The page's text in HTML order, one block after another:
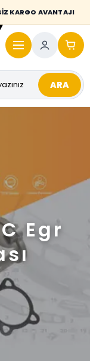
KARGO AVANTAJI
ARA
Egr